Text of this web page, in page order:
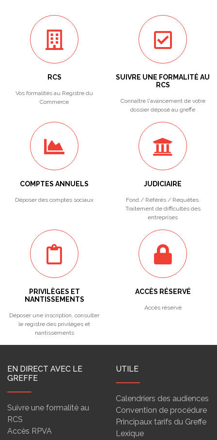
RCS
Vos formalités au Registre du
Commerce
SUIVRE UNE FORMALITÉ AU
RCS
Connaître l'avancement de votre
dossier déposé au greffe
COMPTES ANNUELS
Déposer des comptes sociaux
JUDICIAIRE
Fond / Référés / Requêtes.
Traitement de difficultés des
entreprises
PRIVILÈGES ET
NANTISSEMENTS
Déposer une inscription, consulter
le registre des privilèges et
nantissements
ACCÈS RÉSERVÉ
Accès réservé
EN DIRECT AVEC LE
GREFFE
Suivre une formalité au
RCS
Accès RPVA
UTILE
Calendriers des audiences
Convention de procédure
Principaux tarifs du Greffe
Lexique